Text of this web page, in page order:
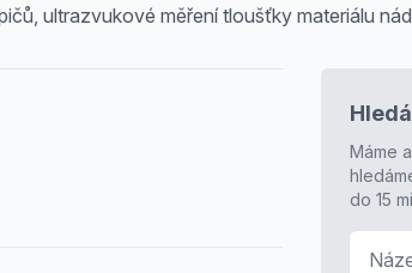
ultrazvukové měření tloušťky materiálu
Máme
do 15